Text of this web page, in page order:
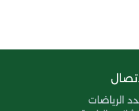
الرياضات